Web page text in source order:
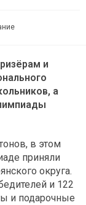
и
а
в этом
приняли
округа.
и 122
и подарочные